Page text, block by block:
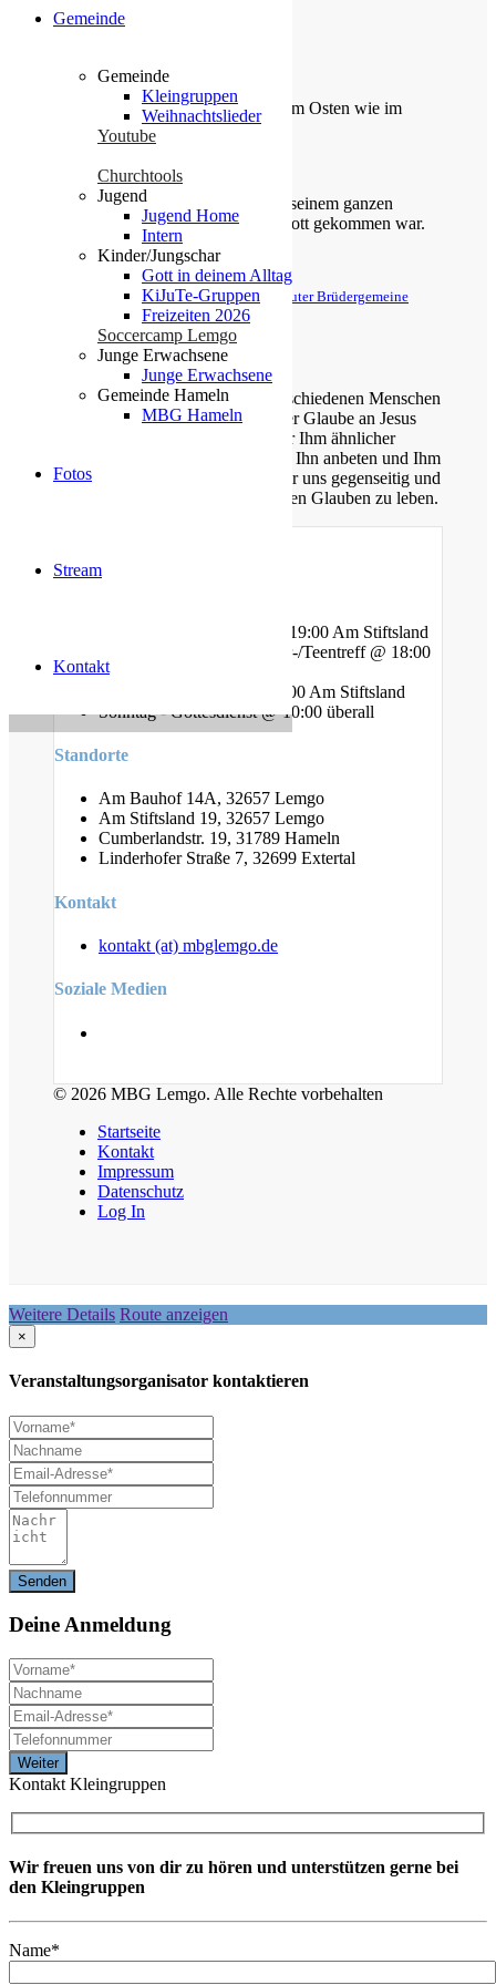
Gemeinde
Gemeinde
Kleingruppen
Weihnachtslieder
Youtube
Churchtools
Jugend
Jugend Home
Intern
Kinder/Jungschar
Gott in deinem Alltag
KiJuTe-Gruppen
Freizeiten 2026
Soccercamp Lemgo
Junge Erwachsene
Junge Erwachsene
Gemeinde Hameln
MBG Hameln
Fotos
Stream
Kontakt
Du machst fröhlich, was da lebet im Osten wie im
Westen.
Psalm 65,9
Der Kerkermeister freute sich mit seinem ganzen
Hause, dass er zum Glauben an Gott gekommen war.
Apostelgeschichte 16,34
© Evangelische Brüder-Unität – Herrnhuter Brüdergemeine
Weitere Informationen finden Sie hier
Über uns
Unsere Gemeinde besteht aus verschiedenen Menschen
jeden Alters, die eins verbindet: der Glaube an Jesus
Christus. Gemeinsam möchten wir Ihm ähnlicher
werden, Sein Wort kennen lernen, Ihn anbeten und Ihm
nachfolgen. Dabei unterstützen wir uns gegenseitig und
ermutigen uns auch im Alltag diesen Glauben zu leben.
Mittwoch - Bibelstunde @ 19:00 Am Stiftsland
Freitag - Gebet und Kinder-/Teentreff @ 18:00
Am Bauhof
Freitag - Jugendtreff @ 20:00 Am Stiftsland
Sonntag - Gottesdienst @ 10:00 überall
Standorte
Am Bauhof 14A, 32657 Lemgo
Am Stiftsland 19, 32657 Lemgo
Cumberlandstr. 19, 31789 Hameln
Linderhofer Straße 7, 32699 Extertal
Kontakt
kontakt (at) mbglemgo.de
Soziale Medien
© 2026 MBG Lemgo. Alle Rechte vorbehalten
Startseite
Kontakt
Impressum
Datenschutz
Log In
Weitere Details Route anzeigen
×
Veranstaltungsorganisator kontaktieren
DeineAnmeldung
Kontakt Kleingruppen
Wir freuen uns von dir zu hören und unterstützen gerne bei
den Kleingruppen
Name*